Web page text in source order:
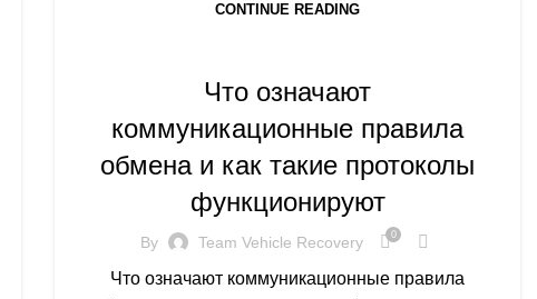
CONTINUE READING
Что означают
коммуникационные правила
обмена и как такие протоколы
функционируют
By Team Vehicle Recovery 0
Что означают коммуникационные правила